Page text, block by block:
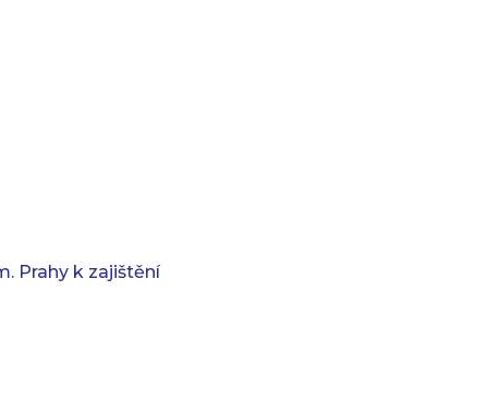
Prahy k zajištění